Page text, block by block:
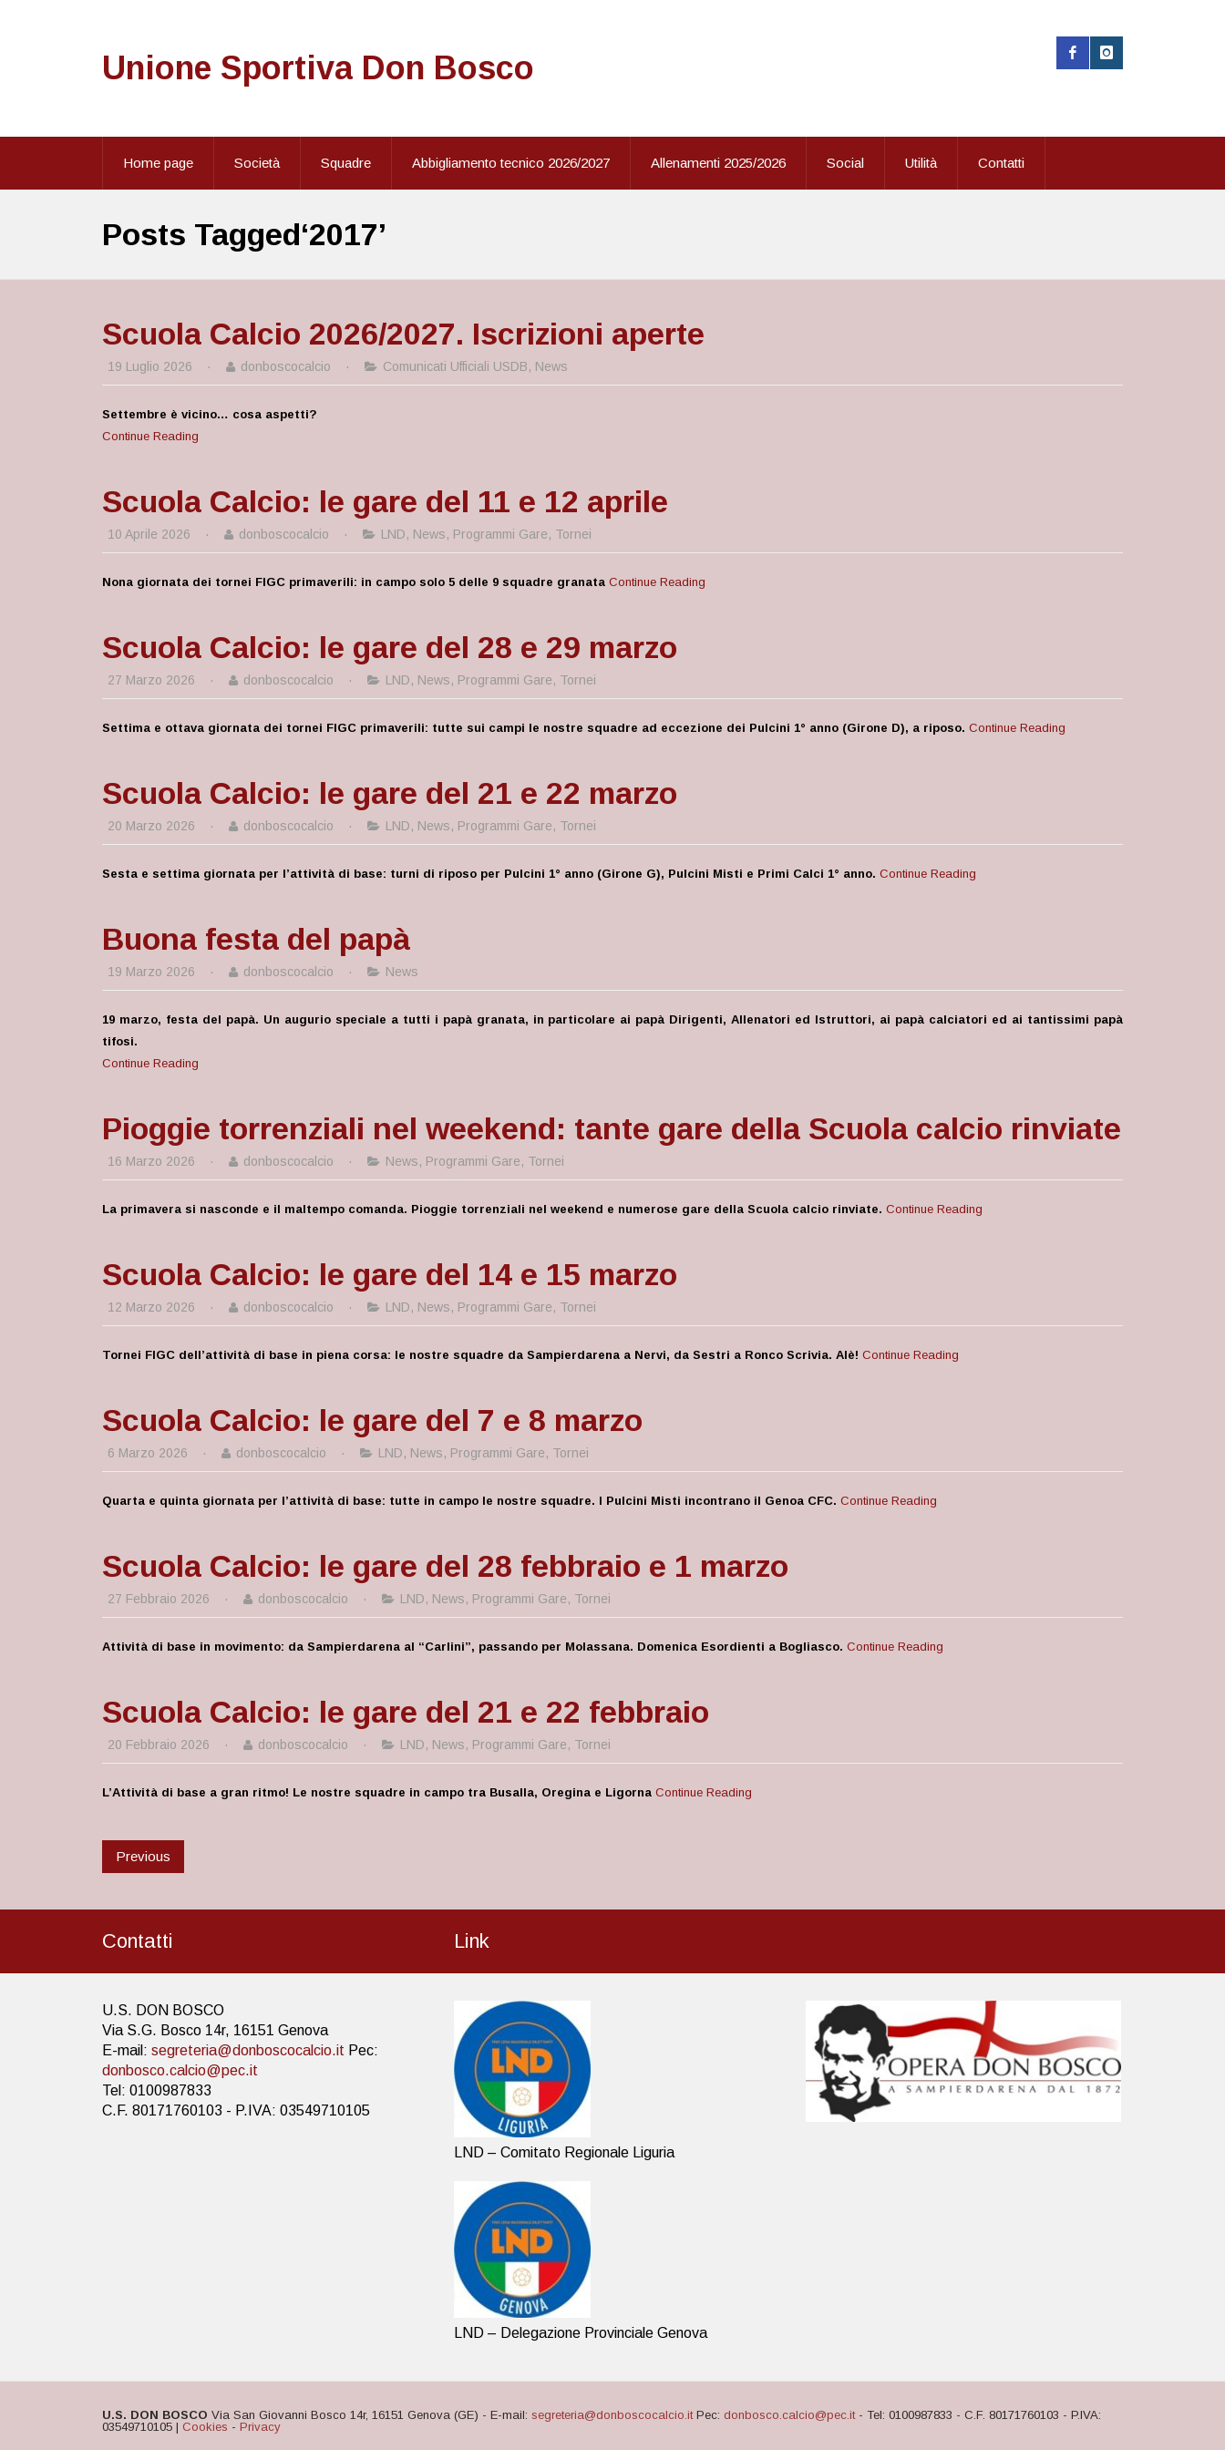
Unione Sportiva Don Bosco
Home page Società Squadre Abbigliamento tecnico 2026/2027 Allenamenti 2025/2026 Social Utilità Contatti
Posts Tagged‘2017’
Scuola Calcio 2026/2027. Iscrizioni aperte
19 Luglio 2026 · donboscocalcio · Comunicati Ufficiali USDB, News
Settembre è vicino… cosa aspetti?
Continue Reading
Scuola Calcio: le gare del 11 e 12 aprile
10 Aprile 2026 · donboscocalcio · LND, News, Programmi Gare, Tornei
Nona giornata dei tornei FIGC primaverili: in campo solo 5 delle 9 squadre granata Continue Reading
Scuola Calcio: le gare del 28 e 29 marzo
27 Marzo 2026 · donboscocalcio · LND, News, Programmi Gare, Tornei
Settima e ottava giornata dei tornei FIGC primaverili: tutte sui campi le nostre squadre ad eccezione dei Pulcini 1° anno (Girone D), a riposo. Continue Reading
Scuola Calcio: le gare del 21 e 22 marzo
20 Marzo 2026 · donboscocalcio · LND, News, Programmi Gare, Tornei
Sesta e settima giornata per l’attività di base: turni di riposo per Pulcini 1° anno (Girone G), Pulcini Misti e Primi Calci 1° anno. Continue Reading
Buona festa del papà
19 Marzo 2026 · donboscocalcio · News
19 marzo, festa del papà. Un augurio speciale a tutti i papà granata, in particolare ai papà Dirigenti, Allenatori ed Istruttori, ai papà calciatori ed ai tantissimi papà
tifosi.
Continue Reading
Pioggie torrenziali nel weekend: tante gare della Scuola calcio rinviate
16 Marzo 2026 · donboscocalcio · News, Programmi Gare, Tornei
La primavera si nasconde e il maltempo comanda. Pioggie torrenziali nel weekend e numerose gare della Scuola calcio rinviate. Continue Reading
Scuola Calcio: le gare del 14 e 15 marzo
12 Marzo 2026 · donboscocalcio · LND, News, Programmi Gare, Tornei
Tornei FIGC dell’attività di base in piena corsa: le nostre squadre da Sampierdarena a Nervi, da Sestri a Ronco Scrivia. Alè! Continue Reading
Scuola Calcio: le gare del 7 e 8 marzo
6 Marzo 2026 · donboscocalcio · LND, News, Programmi Gare, Tornei
Quarta e quinta giornata per l’attività di base: tutte in campo le nostre squadre. I Pulcini Misti incontrano il Genoa CFC. Continue Reading
Scuola Calcio: le gare del 28 febbraio e 1 marzo
27 Febbraio 2026 · donboscocalcio · LND, News, Programmi Gare, Tornei
Attività di base in movimento: da Sampierdarena al “Carlini”, passando per Molassana. Domenica Esordienti a Bogliasco. Continue Reading
Scuola Calcio: le gare del 21 e 22 febbraio
20 Febbraio 2026 · donboscocalcio · LND, News, Programmi Gare, Tornei
L’Attività di base a gran ritmo! Le nostre squadre in campo tra Busalla, Oregina e Ligorna Continue Reading
Previous
Contatti
U.S. DON BOSCO
Via S.G. Bosco 14r, 16151 Genova
E-mail: segreteria@donboscocalcio.it Pec:
donbosco.calcio@pec.it
Tel: 0100987833
C.F. 80171760103 - P.IVA: 03549710105
Link
LND – Comitato Regionale Liguria
LND – Delegazione Provinciale Genova
U.S. DON BOSCO Via San Giovanni Bosco 14r, 16151 Genova (GE) - E-mail: segreteria@donboscocalcio.itPec: donbosco.calcio@pec.it- Tel: 0100987833 - C.F. 80171760103 - P.IVA:
03549710105 | Cookies - Privacy